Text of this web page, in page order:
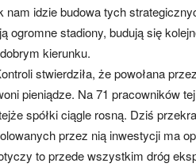
idzie budowa tych
ogromne stadiony, budują się
kierunku.
stwierdziła, że powołana
pieniądze. Na 71 pracowników
spółki ciągle rosną. Dziś
przez nią inwestycji ma
to przede wszystkim dróg